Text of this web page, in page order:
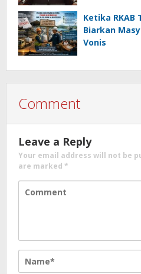
Ketika RKAB
Biarkan
Vonis
Comment
Leave a Reply
Your email address will not be
are marked *